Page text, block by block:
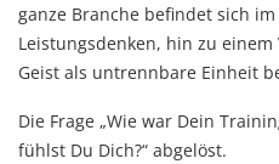
ganze Branche befindet sich
Leistungsdenken, hin zu
Geist als untrennbare Einheit
Die Frage „Wie war Dein
fühlst Du Dich?“ abgelöst.